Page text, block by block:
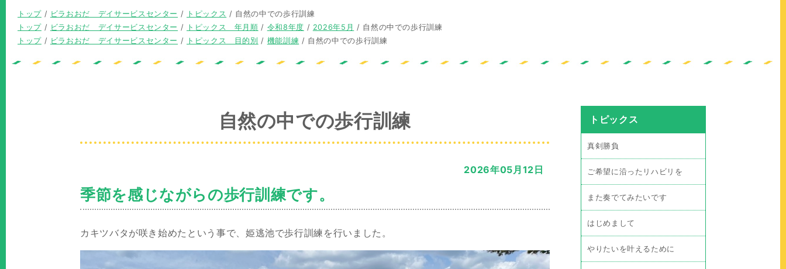
現
在
の
置：
トップ/ ビラおおだ デイサービスセンター / トピックス / 自然の中での歩行訓練
現
在
トップ/ ビラおおだ デイサービスセンター / トピックス 年月順 / 令和8年度 / 2026年5月 / 自然の中での歩行訓練
現
トップ/ ビラおおだ デイサービスセンター / トピックス 目的別 / 機能訓練 / 自然の中での歩行訓練
自然の中での歩行訓練
2026年05月12日
季節を感じながらの歩行訓練です。
カキツバタが咲き始めたという事で、姫逃池で歩行訓練を行いました。
トピックス
真剣勝負
ご希望に沿ったリハビリを
また奏でてみたいです
はじめまして
やりたいを叶えるために